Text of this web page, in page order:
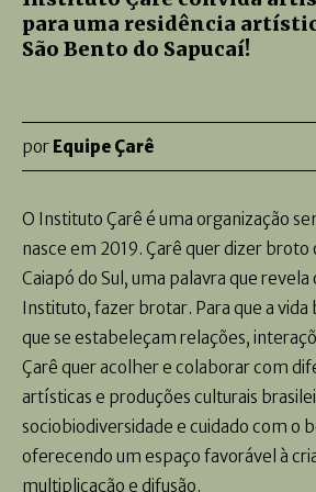
para uma residência
São Bento do Sapucaí!
O Instituto Çarê é uma organização
nasce em 2019. Çarê quer dizer broto
Caiapó do Sul, uma palavra que
Instituto, fazer brotar. Para que a vida
que se estabeleçam relações,
Çarê quer acolher e colaborar com
artísticas e produções culturais
sociobiodiversidade e cuidado com o
oferecendo um espaço favorável à
multiplicação e difusão.
por Equipe Çarê